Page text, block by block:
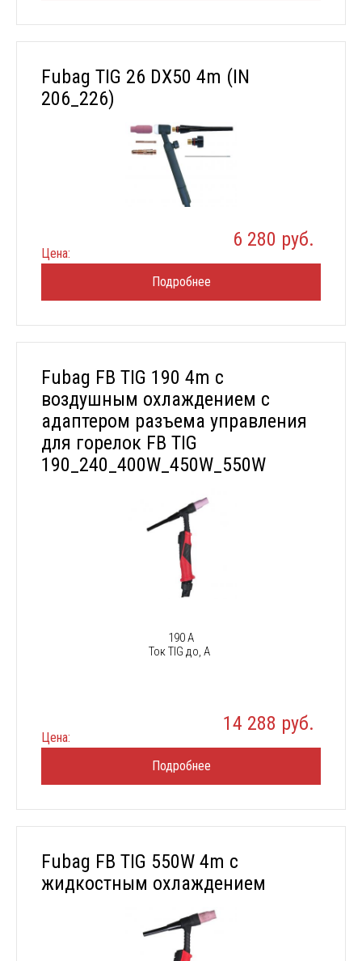
Fubag TIG 26 DX50 4m (IN
206_226)
Цена:
6 280 руб.
Подробнее
Fubag FB TIG 190 4m с
воздушным охлаждением с
адаптером разъема управления
для горелок FB TIG
190_240_400W_450W_550W
190 А
Ток TIG до, А
Цена:
14 288 руб.
Подробнее
Fubag FB TIG 550W 4m с
жидкостным охлаждением